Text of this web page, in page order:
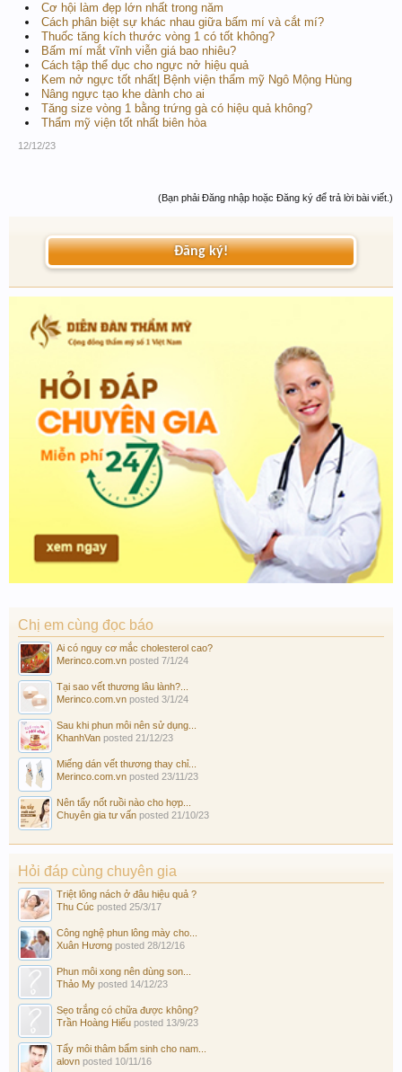
Cơ hội làm đẹp lớn nhất trong năm
Cách phân biệt sự khác nhau giữa bấm mí và cắt mí?
Thuốc tăng kích thước vòng 1 có tốt không?
Bấm mí mắt vĩnh viễn giá bao nhiêu?
Cách tập thể dục cho ngực nở hiệu quả
Kem nở ngực tốt nhất| Bệnh viện thẩm mỹ Ngô Mộng Hùng
Nâng ngực tạo khe dành cho ai
Tăng size vòng 1 bằng trứng gà có hiệu quả không?
Thẩm mỹ viện tốt nhất biên hòa
12/12/23
(Bạn phải Đăng nhập hoặc Đăng ký để trả lời bài viết.)
Đăng ký!
Chị em cùng đọc báo
Ai có nguy cơ mắc cholesterol cao?
Merinco.com.vn posted 7/1/24
Tại sao vết thương lâu lành?...
Merinco.com.vn posted 3/1/24
Sau khi phun môi nên sử dụng...
KhanhVan posted 21/12/23
Miếng dán vết thương thay chỉ...
Merinco.com.vn posted 23/11/23
Nên tẩy nốt ruồi nào cho hợp...
Chuyên gia tư vấn posted 21/10/23
Hỏi đáp cùng chuyên gia
Triệt lông nách ở đâu hiệu quả ?
Thu Cúc posted 25/3/17
Công nghệ phun lông mày cho...
Xuân Hương posted 28/12/16
Phun môi xong nên dùng son...
Thảo My posted 14/12/23
Sẹo trắng có chữa được không?
Trần Hoàng Hiếu posted 13/9/23
Tẩy môi thâm bẩm sinh cho nam...
alovn posted 10/11/16